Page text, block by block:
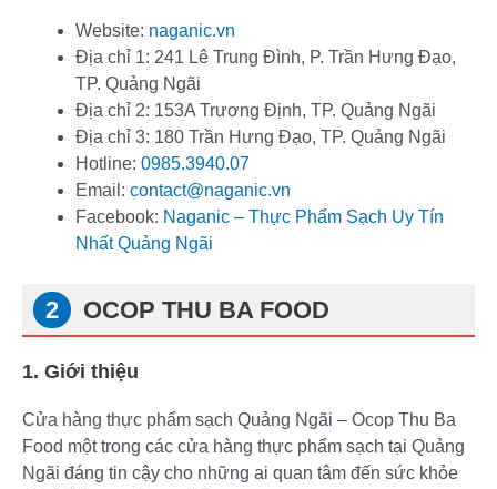
Website: naganic.vn
Địa chỉ 1: 241 Lê Trung Đình, P. Trần Hưng Đạo,
TP. Quảng Ngãi
Địa chỉ 2: 153A Trương Định, TP. Quảng Ngãi
Địa chỉ 3: 180 Trần Hưng Đạo, TP. Quảng Ngãi
Hotline: 0985.3940.07
Email: contact@naganic.vn
Facebook: Naganic – Thực Phẩm Sạch Uy Tín
Nhất Quảng Ngãi
OCOP THU BA FOOD
1. Giới thiệu
Cửa hàng thực phẩm sạch Quảng Ngãi – Ocop Thu Ba
Food một trong các cửa hàng thực phẩm sạch tại Quảng
Ngãi đáng tin cậy cho những ai quan tâm đến sức khỏe